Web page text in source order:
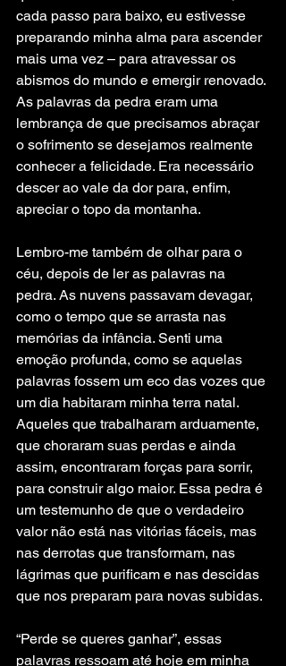
cada passo para baixo, eu estivesse
preparando minha alma para ascender
mais uma vez – para atravessar os
abismos do mundo e emergir renovado.
As palavras da pedra eram uma
lembrança de que precisamos abraçar
o sofrimento se desejamos realmente
conhecer a felicidade. Era necessário
descer ao vale da dor para, enfim,
apreciar o topo da montanha.
Lembro-me também de olhar para o
céu, depois de ler as palavras na
pedra. As nuvens passavam devagar,
como o tempo que se arrasta nas
memórias da infância. Senti uma
emoção profunda, como se aquelas
palavras fossem um eco das vozes que
um dia habitaram minha terra natal.
Aqueles que trabalharam arduamente,
que choraram suas perdas e ainda
assim, encontraram forças para sorrir,
para construir algo maior. Essa pedra é
um testemunho de que o verdadeiro
valor não está nas vitórias fáceis, mas
nas derrotas que transformam, nas
lágrimas que purificam e nas descidas
que nos preparam para novas subidas.
“Perde se queres ganhar”, essas
palavras ressoam até hoje em minha